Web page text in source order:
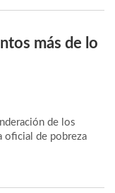
más de lo
de los
oficial de pobreza